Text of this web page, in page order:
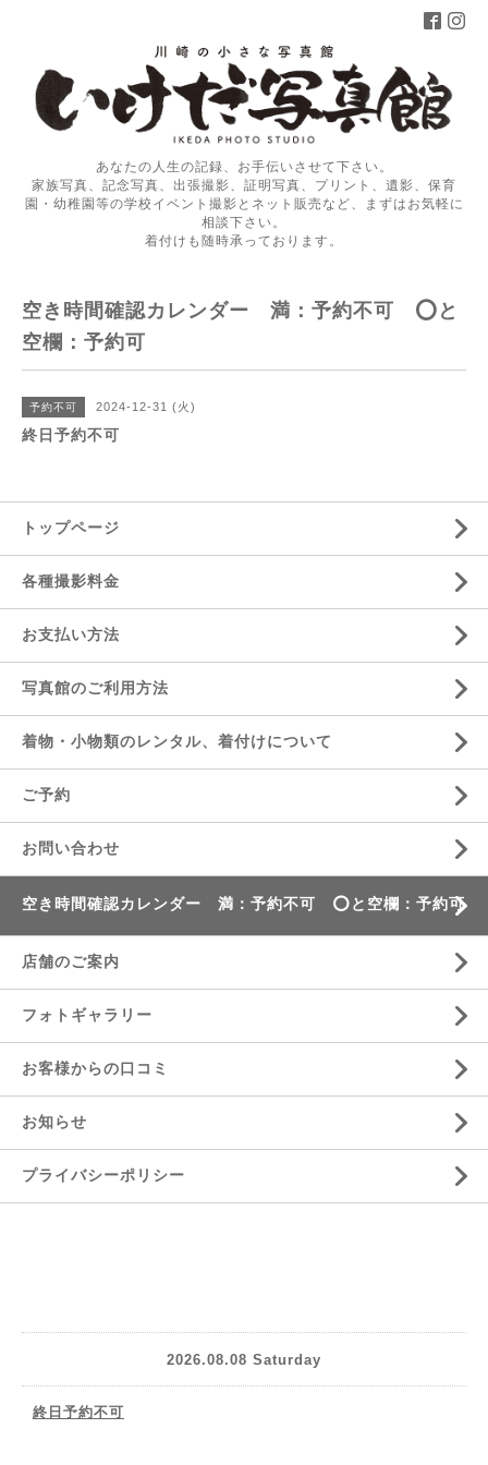
あなたの人生の記録、お手伝いさせて下さい。
家族写真、記念写真、出張撮影、証明写真、プリント、遺影、保育
園・幼稚園等の学校イベント撮影とネット販売など、まずはお気軽に
相談下さい。
着付けも随時承っております。
空き時間確認カレンダー 満：予約不可 ⭕️と
空欄：予約可
予約不可 2024-12-31 (火)
終日予約不可
トップページ
各種撮影料金
お支払い方法
写真館のご利用方法
着物・小物類のレンタル、着付けについて
ご予約
お問い合わせ
空き時間確認カレンダー 満：予約不可 ⭕️と空欄：予約可
店舗のご案内
フォトギャラリー
お客様からの口コミ
お知らせ
プライバシーポリシー
2026.08.08 Saturday
終日予約不可